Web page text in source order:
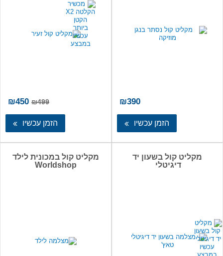
₪390
הזמן עכשיו
₪499
המחיר
המקורי
היה:
₪499.
₪450
הזמן עכשיו
מקליט קול בשעון יד
דיגיטלי
מקליט קול במכונית לילד
Worldshop